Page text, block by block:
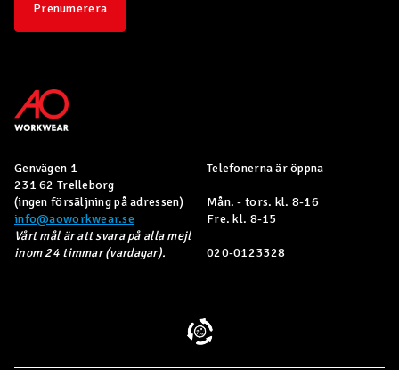
Prenumerera
Genvägen 1
231 62 Trelleborg
(ingen försäljning på adressen)
info@aoworkwear.se
Vårt mål är att svara på alla mejl
inom 24 timmar (vardagar).
Telefonerna är öppna
Mån. - tors. kl. 8-16
Fre. kl. 8-15
020-0123328